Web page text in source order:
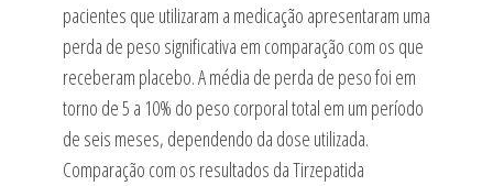
pacientes que utilizaram a medicação apresentaram uma
perda de peso significativa em comparação com os que
receberam placebo. A média de perda de peso foi em
torno de 5 a 10% do peso corporal total em um período
de seis meses, dependendo da dose utilizada.
Comparação com os resultados da Tirzepatida